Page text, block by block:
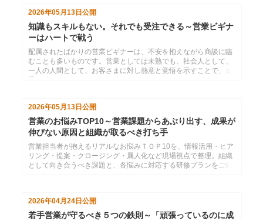
2026年05月13日 公開
知識もスキルもない。それでも受注できる～営業ビギナ
ーはハートで戦う
配属されたばかりの営業ビギナーは、不安を抱えながら商談に臨
むことも多いものです。営業としては未熟でも、社会人として、
一人の人間として、お客さまに対し熱意と覚悟を示すことで、成
2026年05月13日公開
営業のお悩みTOP10～営業課題からあぶり出す、成果が
伸びない原因と組織が取るべき打ち手
営業担当者が抱えるリアルなお悩みＴＯＰ10を、情報活用・ヒア
リング・提案・クロージング・属人化など現場視点で整理。組織
として向き合うべき課題と、各悩みに対応する研修プランをご紹
2026年04月24日 公開
若手営業が守るべき５つの鉄則～「頑張っているのに成